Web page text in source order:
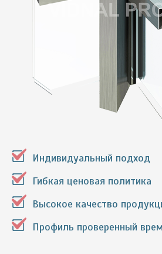
Индивидуальный подход
Гибкая ценовая политика
Высокое качество
Профиль проверенный